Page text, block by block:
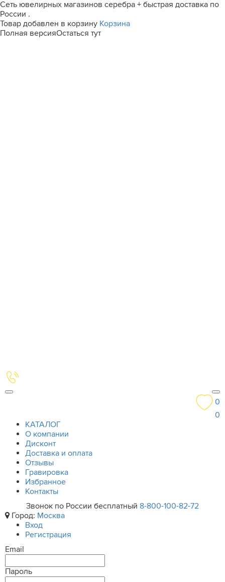
Сеть ювелирных магазинов серебра + быстрая доставка по
России .
Товар добавлен в корзину Корзина
Полная версияОстаться тут
0
0
КАТАЛОГ
О компании
Дисконт
Доставка и оплата
Отзывы
Гравировка
Избранное
Контакты
Звонок по России бесплатный 8-800-100-82-72
Город: Москва
Вход
Регистрация
Email
Пароль